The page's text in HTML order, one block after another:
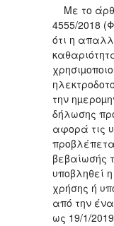
Με το
4555/2018
ότι η
την
δήλωσης
αφορά τις
βεβαίωσής
υποβληθεί
χρήσης ή
από την
ως 19/1/